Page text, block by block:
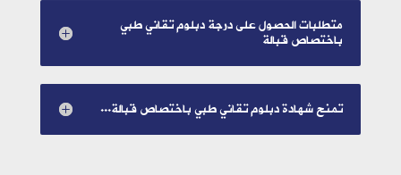
متطلبات الحصول على درجة دبلوم تقاني طبي
باختصاص قبالة
تمنح شهادة دبلوم تقاني طبي باختصاص قبالة...